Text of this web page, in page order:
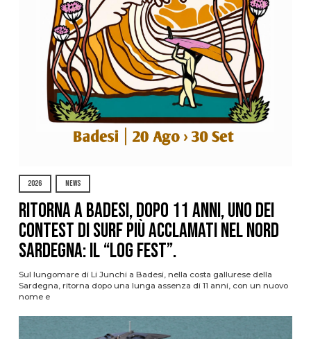
2026 NEWS
Ritorna a Badesi, dopo 11 anni, uno dei
contest di surf più acclamati nel nord
Sardegna: il “Log Fest”.
Sul lungomare di Li Junchi a Badesi, nella costa gallurese della
Sardegna, ritorna dopo una lunga assenza di 11 anni, con un nuovo
nome e